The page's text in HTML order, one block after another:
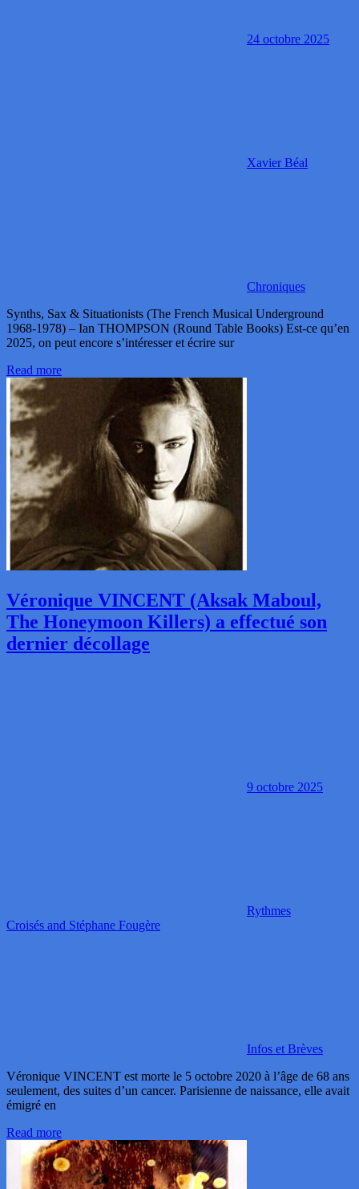
24 octobre 2025
Xavier Béal
Chroniques
Synths, Sax & Situationists (The French Musical Underground
1968-1978) – Ian THOMPSON (Round Table Books) Est-ce qu’en
2025, on peut encore s’intéresser et écrire sur
Read more
Véronique VINCENT (Aksak Maboul,
The Honeymoon Killers) a effectué son
dernier décollage
9 octobre 2025
Rythmes
Croisés and Stéphane Fougère
Infos et Brèves
Véronique VINCENT est morte le 5 octobre 2020 à l’âge de 68 ans
seulement, des suites d’un cancer. Parisienne de naissance, elle avait
émigré en
Read more